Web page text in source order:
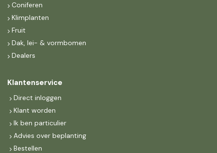
Coniferen
Klimplanten
Fruit
Dak, lei- & vormbomen
Dealers
Klantenservice
Direct inloggen
Klant worden
Ik ben particulier
Advies over beplanting
Bestellen